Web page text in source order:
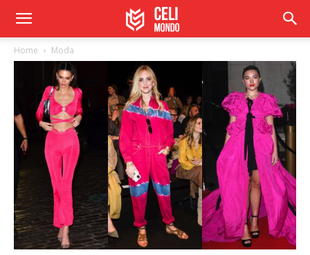
Home Moda